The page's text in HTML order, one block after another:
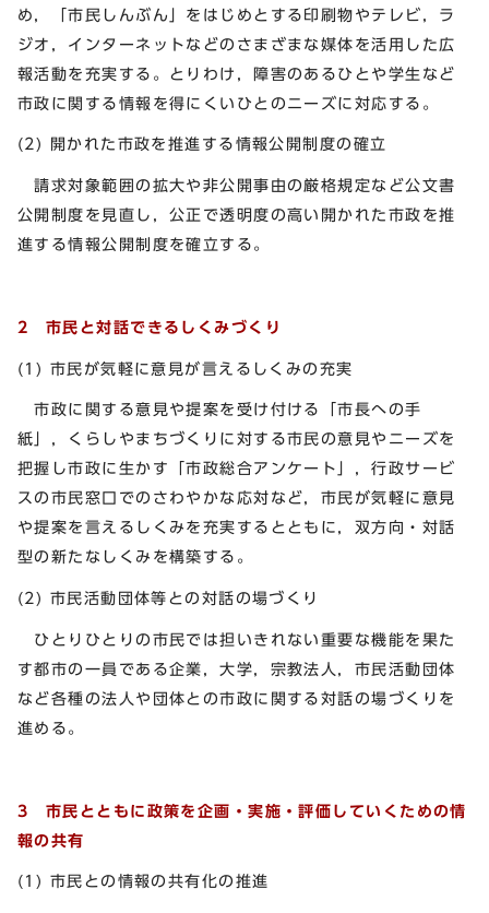
め，「市民しんぶん」をはじめとする印刷物やテレビ，ラ
ジオ，インターネットなどのさまざまな媒体を活用した広
報活動を充実する。とりわけ，障害のあるひとや学生など
市政に関する情報を得にくいひとのニーズに対応する。
(2) 開かれた市政を推進する情報公開制度の確立
請求対象範囲の拡大や非公開事由の厳格規定など公文書
公開制度を見直し，公正で透明度の高い開かれた市政を推
進する情報公開制度を確立する。
2 市民と対話できるしくみづくり
(1) 市民が気軽に意見が言えるしくみの充実
市政に関する意見や提案を受け付ける「市長への手
紙」，くらしやまちづくりに対する市民の意見やニーズを
把握し市政に生かす「市政総合アンケート」，行政サービ
スの市民窓口でのさわやかな応対など，市民が気軽に意見
や提案を言えるしくみを充実するとともに，双方向・対話
型の新たなしくみを構築する。
(2) 市民活動団体等との対話の場づくり
ひとりひとりの市民では担いきれない重要な機能を果た
す都市の一員である企業，大学，宗教法人，市民活動団体
など各種の法人や団体との市政に関する対話の場づくりを
進める。
3 市民とともに政策を企画・実施・評価していくための情
報の共有
(1) 市民との情報の共有化の推進